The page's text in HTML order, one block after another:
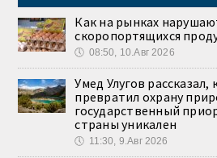
Как на рынках
скоропортящихся
🕔 08:50, 10.Авг 2026
Умед Улугов
превратил охрану
государственный
страны уникален
🕔 11:30, 9.Авг 2026